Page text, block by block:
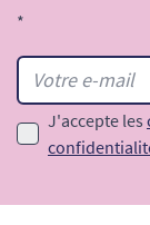
*
J'accepte les